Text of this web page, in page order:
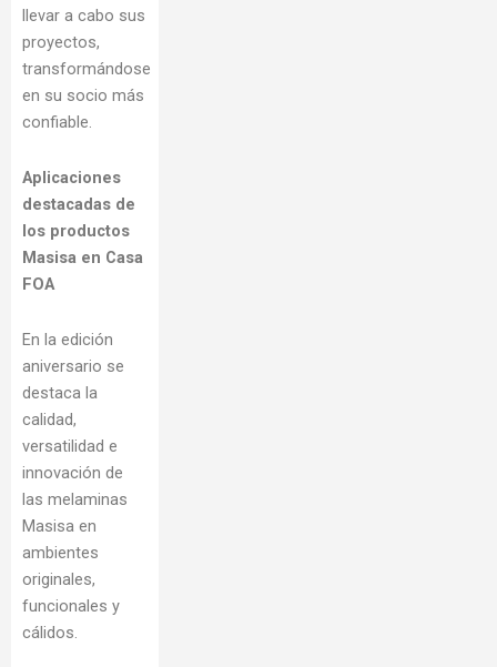
llevar a cabo sus
proyectos,
transformándose
en su socio más
confiable.
Aplicaciones
destacadas de
los productos
Masisa en Casa
FOA
En la edición
aniversario se
destaca la
calidad,
versatilidad e
innovación de
las melaminas
Masisa en
ambientes
originales,
funcionales y
cálidos.